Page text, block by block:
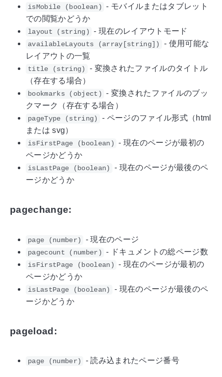
isMobile (boolean)
- モバイルまたはタブレット
での閲覧かどうか
layout (string) - 現在のレイアウトモード
availableLayouts (array[string])
- 使用可能な
レイアウトの一覧
title (string)
- 変換されたファイルのタイトル
（存在する場合）
bookmarks (object)
- 変換されたファイルのブッ
クマーク（存在する場合）
pageType (string)
- ページのファイル形式（html
または svg）
isFirstPage (boolean)
- 現在のページが最初の
ページかどうか
isLastPage (boolean)
- 現在のページが最後のペ
ージかどうか
pagechange:
page (number) - 現在のページ
pagecount (number) - ドキュメントの総ページ数
isFirstPage (boolean)
- 現在のページが最初の
ページかどうか
isLastPage (boolean)
- 現在のページが最後のペ
ージかどうか
pageload:
page (number) - 読み込まれたページ番号